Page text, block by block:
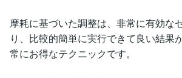
摩耗に基づいた調整は、非常に有効な
り、比較的簡単に実行できて良い結果
常にお得なテクニックです。